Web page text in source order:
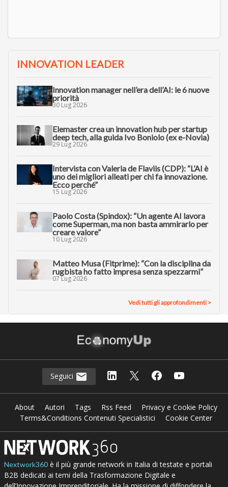
INNOVATION LEADER
Innovation manager nell’era dell’AI: le 6 nuove
priorità
30 Lug 2026
Elemaster crea un innovation hub per startup
deep tech, alla guida Ivo Boniolo (ex e-Novia)
29 Lug 2026
Intervista con Valeria de Flaviis (CDP): “L’AI è
uno dei migliori alleati per chi fa innovazione.
Ecco perché”
15 Lug 2026
Paolo Costa (Spindox): “Un agente AI lavora
come Superman, ma non basta ammirarlo per
creare valore”
10 Lug 2026
Matteo Musa (Fitprime): “Con la disciplina da
rugbista ho fatto impresa senza spezzarmi”
07 Lug 2026
Vedi tutti gli approfondimenti >
Seguici
About Autori Tags Rss Feed
Privacy e Cookie Policy
Terms&Conditions Contenuti Specialistici
Cookie Center
Nextwork360è il più grande network in Italia di testate e portali
B2B dedicati ai temi della Trasformazione Digitale e